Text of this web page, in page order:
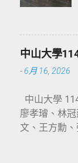
中山大學
-6月 16, 2026
中山大學
廖孝璿、林
文、王方勳